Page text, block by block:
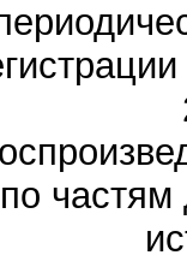
частям